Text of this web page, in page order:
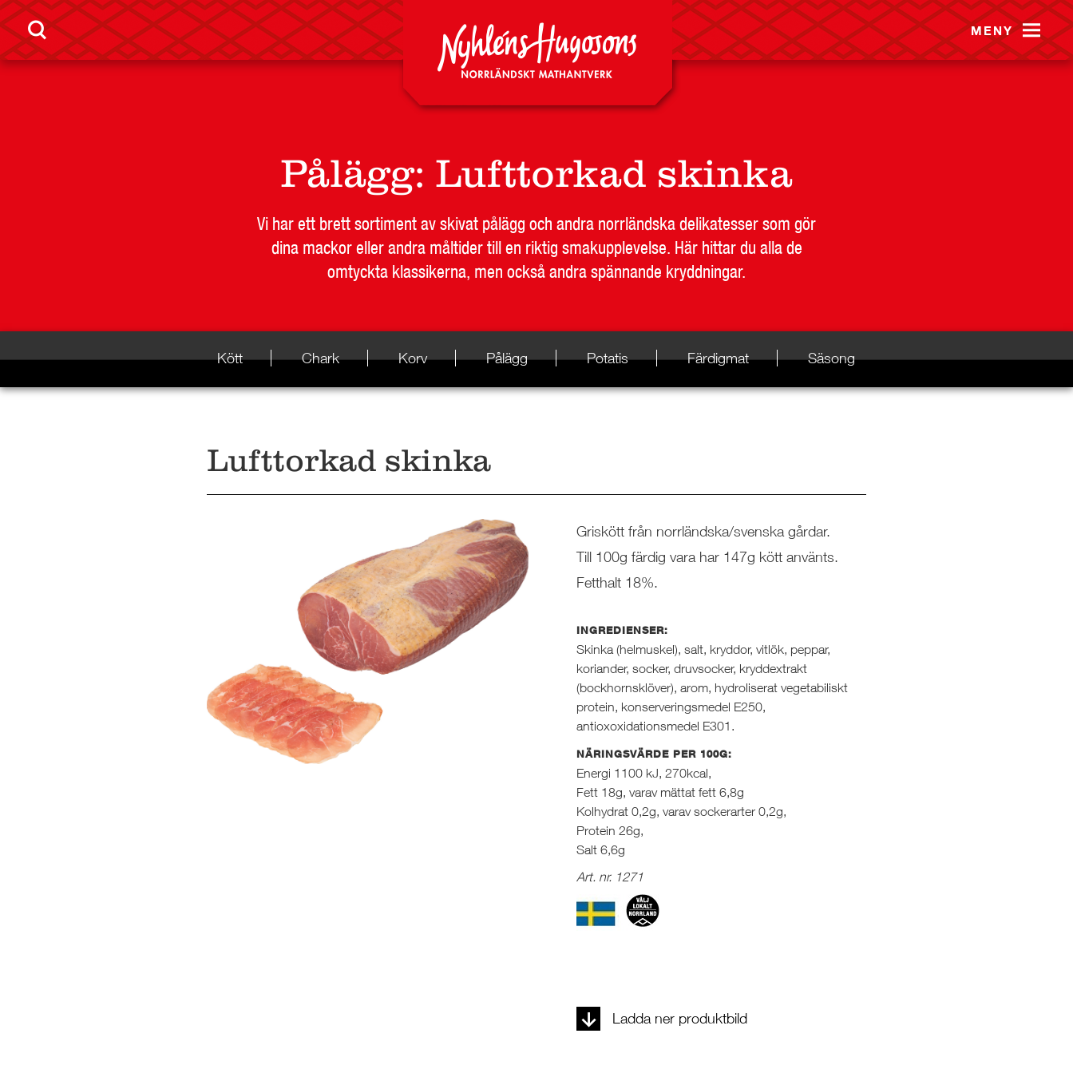
MENY
Pålägg: Lufttorkad skinka
Vi har ett brett sortiment av skivat pålägg och andra norrländska delikatesser som gör
dina mackor eller andra måltider till en riktig smakupplevelse. Här hittar du alla de
omtyckta klassikerna, men också andra spännande kryddningar.
Kött Chark Korv Pålägg Potatis Färdigmat Säsong
Lufttorkad skinka
Griskött från norrländska/svenska gårdar.
Till 100g färdig vara har 147g kött använts.
Fetthalt 18%.
INGREDIENSER:
Skinka (helmuskel), salt, kryddor, vitlök, peppar,
koriander, socker, druvsocker, kryddextrakt
(bockhornsklöver), arom, hydroliserat vegetabiliskt
protein, konserveringsmedel E250,
antioxoxidationsmedel E301.
NÄRINGSVÄRDE PER 100G:
Energi 1100 kJ, 270kcal,
Fett 18g, varav mättat fett 6,8g
Kolhydrat 0,2g, varav sockerarter 0,2g,
Protein 26g,
Salt 6,6g
Art. nr. 1271
Ladda ner produktbild